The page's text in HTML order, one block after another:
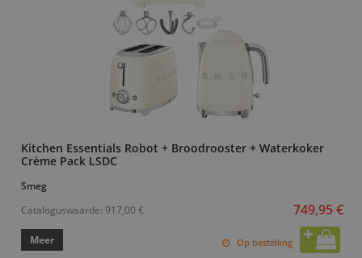
Kitchen Essentials Robot + Broodrooster + Waterkoker
Crème Pack LSDC
Smeg
Cataloguswaarde: 917,00 € 749,95 €
Meer Op bestelling